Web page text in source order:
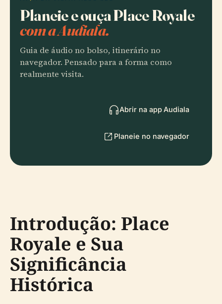
Planeie e ouça Place Royale
com a Audiala.
Guia de áudio no bolso, itinerário no
navegador. Pensado para a forma como
realmente visita.
Abrir na app Audiala
Planeie no navegador
Introdução: Place
Royale e Sua
Significância
Histórica